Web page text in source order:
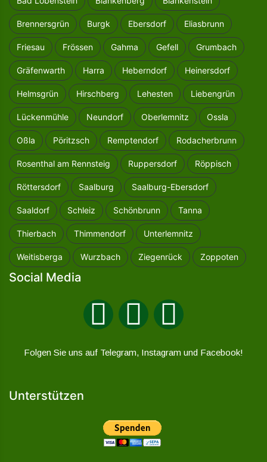
Brennersgrün Burgk Ebersdorf Eliasbrunn
Friesau Frössen Gahma Gefell Grumbach
Gräfenwarth Harra Heberndorf Heinersdorf
Helmsgrün Hirschberg Lehesten Liebengrün
Lückenmühle Neundorf Oberlemnitz Ossla
Oßla Pöritzsch Remptendorf Rodacherbrunn
Rosenthal am Rennsteig Ruppersdorf Röppisch
Röttersdorf Saalburg Saalburg-Ebersdorf
Saaldorf Schleiz Schönbrunn Tanna
Thierbach Thimmendorf Unterlemnitz
Weitisberga Wurzbach Ziegenrück Zoppoten
Social Media
Folgen Sie uns auf Telegram, Instagram und Facebook!
Unterstützen